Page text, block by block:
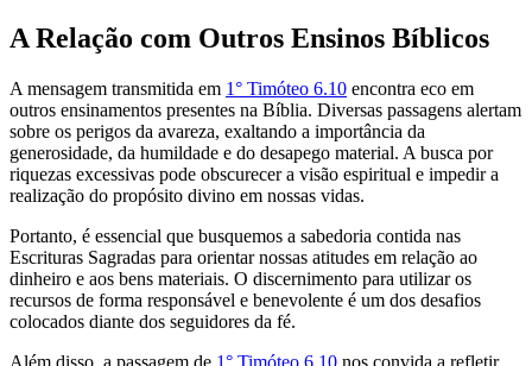
A Relação com Outros Ensinos Bíblicos
A mensagem transmitida em 1° Timóteo 6.10 encontra eco em
outros ensinamentos presentes na Bíblia. Diversas passagens alertam
sobre os perigos da avareza, exaltando a importância da
generosidade, da humildade e do desapego material. A busca por
riquezas excessivas pode obscurecer a visão espiritual e impedir a
realização do propósito divino em nossas vidas.
Portanto, é essencial que busquemos a sabedoria contida nas
Escrituras Sagradas para orientar nossas atitudes em relação ao
dinheiro e aos bens materiais. O discernimento para utilizar os
recursos de forma responsável e benevolente é um dos desafios
colocados diante dos seguidores da fé.